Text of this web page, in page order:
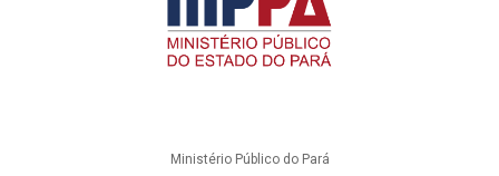
Ministério Público do Pará